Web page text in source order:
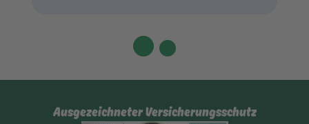
Ausgezeichneter Versicherungsschutz